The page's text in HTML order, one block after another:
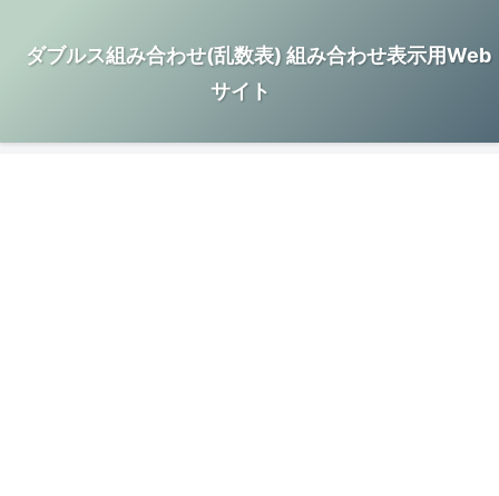
ダブルス組み合わせ(乱数表) 組み合わせ表示用Web
サイト